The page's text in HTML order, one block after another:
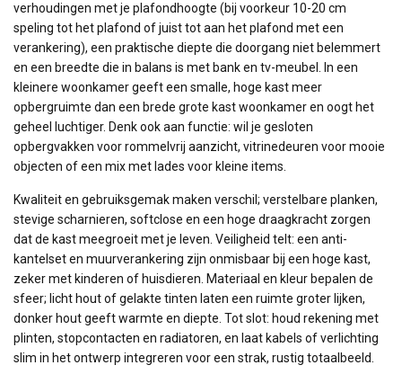
verhoudingen met je plafondhoogte (bij voorkeur 10-20 cm
speling tot het plafond of juist tot aan het plafond met een
verankering), een praktische diepte die doorgang niet belemmert
en een breedte die in balans is met bank en tv-meubel. In een
kleinere woonkamer geeft een smalle, hoge kast meer
opbergruimte dan een brede grote kast woonkamer en oogt het
geheel luchtiger. Denk ook aan functie: wil je gesloten
opbergvakken voor rommelvrij aanzicht, vitrinedeuren voor mooie
objecten of een mix met lades voor kleine items.
Kwaliteit en gebruiksgemak maken verschil; verstelbare planken,
stevige scharnieren, softclose en een hoge draagkracht zorgen
dat de kast meegroeit met je leven. Veiligheid telt: een anti-
kantelset en muurverankering zijn onmisbaar bij een hoge kast,
zeker met kinderen of huisdieren. Materiaal en kleur bepalen de
sfeer; licht hout of gelakte tinten laten een ruimte groter lijken,
donker hout geeft warmte en diepte. Tot slot: houd rekening met
plinten, stopcontacten en radiatoren, en laat kabels of verlichting
slim in het ontwerp integreren voor een strak, rustig totaalbeeld.